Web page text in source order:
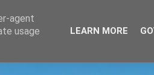
agent
usage
LEARN MORE